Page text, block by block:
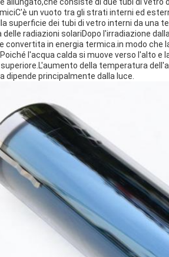
allungato,che consiste di due tubi di
un vuoto tra gli strati interni ed
superficie dei tubi di vetro interni da una
delle radiazioni solariDopo l'irradiazione
convertita in energia termica.in modo
l'acqua calda si muove verso l'alto e
della temperatura
dipende principalmente dalla luce.